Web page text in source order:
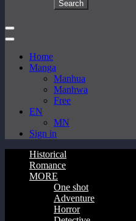
Home
Manga
Manhua
Manhwa
Free
EN
MN
Sign in
Historical
Romance
MORE
One shot
Adventure
Horror